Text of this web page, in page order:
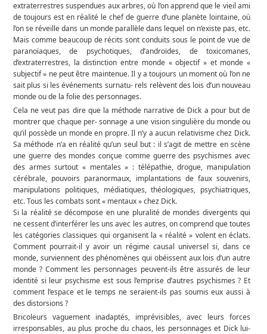
extraterrestres suspendues aux arbres, où l’on apprend que le vieil ami
de toujours est en réalité le chef de guerre d’une planète lointaine, où
l’on se réveille dans un monde parallèle dans lequel on n’existe pas, etc.
Mais comme beaucoup de récits sont conduits sous le point de vue de
paranoïaques, de psychotiques, d’androïdes, de toxicomanes,
d’extraterrestres, la distinction entre monde « objectif » et monde «
subjectif » ne peut être maintenue. Il y a toujours un moment où l’on ne
sait plus si les événements surnatu- rels relèvent des lois d’un nouveau
monde ou de la folie des personnages.
Cela ne veut pas dire que la méthode narrative de Dick a pour but de
montrer que chaque per- sonnage a une vision singulière du monde ou
qu’il possède un monde en propre. Il n’y a aucun relativisme chez Dick.
Sa méthode n’a en réalité qu’un seul but : il s’agit de mettre en scène
une guerre des mondes conçue comme guerre des psychismes avec
des armes surtout « mentales » : télépathie, drogue, manipulation
cérébrale, pouvoirs paranormaux, implantations de faux souvenirs,
manipulations politiques, médiatiques, théologiques, psychiatriques,
etc. Tous les combats sont « mentaux » chez Dick.
Si la réalité se décompose en une pluralité de mondes divergents qui
ne cessent d’interférer les uns avec les autres, on comprend que toutes
les catégories classiques qui organisent la « réalité » volent en éclats.
Comment pourrait-il y avoir un régime causal universel si, dans ce
monde, surviennent des phénomènes qui obéissent aux lois d’un autre
monde ? Comment les personnages peuvent-ils être assurés de leur
identité si leur psychisme est sous l’emprise d’autres psychismes ? Et
comment l’espace et le temps ne seraient-ils pas soumis eux aussi à
des distorsions ?
Bricoleurs vaguement inadaptés, imprévisibles, avec leurs forces
irresponsables, au plus proche du chaos, les personnages et Dick lui-